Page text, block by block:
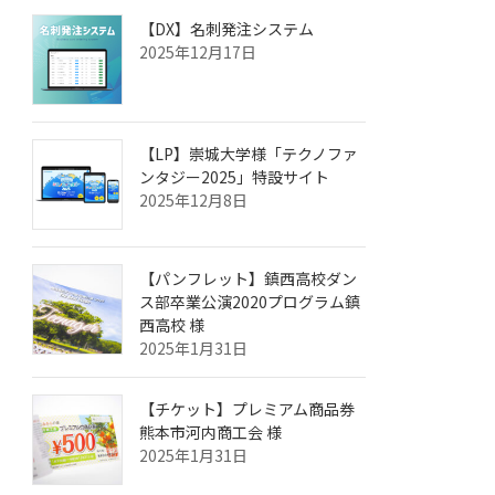
【DX】名刺発注システム
2025年12月17日
【LP】崇城大学様「テクノファ
ンタジー2025」特設サイト
2025年12月8日
【パンフレット】鎮西高校ダン
ス部卒業公演2020プログラム鎮
西高校 様
2025年1月31日
【チケット】プレミアム商品券
熊本市河内商工会 様
2025年1月31日